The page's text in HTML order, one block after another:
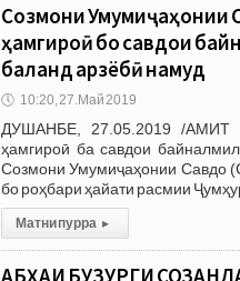
Созмони Умумиҷаҳонии
ҳамгироӣ бо савдои
баланд арзёбӣ намуд
🕔 10:20, 27.Май 2019
ДУШАНБЕ, 27.05.2019 /АМИТ
ҳамгироӣ ба савдои
Созмони Умумиҷаҳонии Савдо
бо роҳбари ҳайати расмии
Матни пурра ▸
ҶАБҲАИ БУЗУРГИ